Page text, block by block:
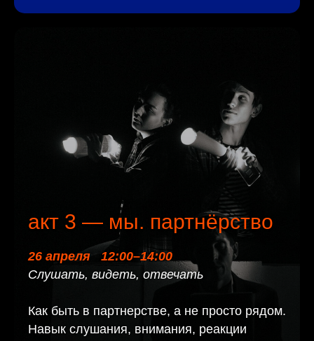
акт 3 — мы. партнёрство
26 апреля 12:00–14:00
Слушать, видеть, отвечать
Как быть в партнерстве, а не просто рядом.
Навык слушания, внимания, реакции